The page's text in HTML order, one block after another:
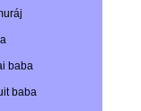
baba
baba